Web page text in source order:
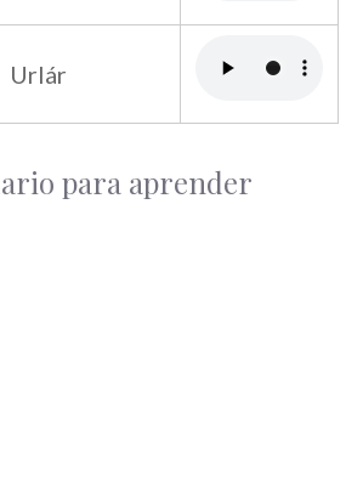
Urlár
para aprender